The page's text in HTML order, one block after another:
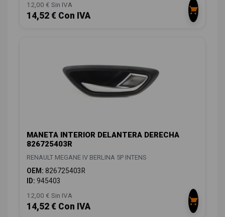
12,00 € Sin IVA
14,52 € Con IVA
MANETA INTERIOR DELANTERA DERECHA
826725403R
RENAULT MEGANE IV BERLINA 5P INTENS
OEM: 826725403R
ID: 945403
12,00 € Sin IVA
14,52 € Con IVA